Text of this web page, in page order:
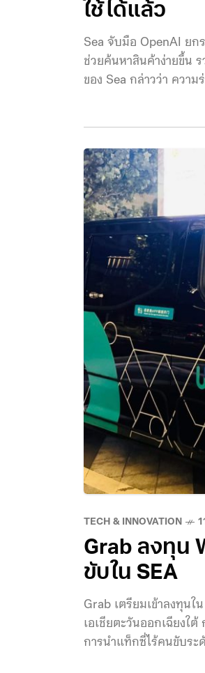
ใช้ได้แล้ว
Sea จับมือ OpenAI ยก
ช่วยค้นหาสินค้าง่ายขึ้น
ของ Sea กล่าวว่า ควา
TECH & INNOVATION
Grab ลงทุน
ขับใน SEA
Grab เตรียมเข้าลงทุน
เอเชียตะวันออกเฉียงใ
การนำแท็กซี่ไร้คนขับระ